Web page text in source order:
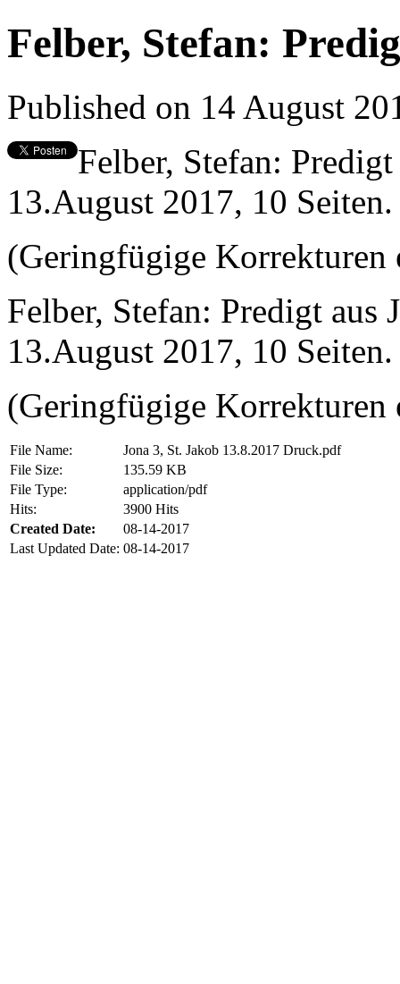
Felber, Stefan:
Published on 14 August
Felber, Stefan:
13.August 2017, 10 Seiten.
(Geringfügige Korrekturen
Felber, Stefan: Predigt aus
13.August 2017, 10 Seiten.
(Geringfügige Korrekturen
File Name:
Jona 3, St. Jakob 13.8.2017 Druck.pdf
File Size:
135.59 KB
File Type:
application/pdf
Hits:
3900 Hits
Created Date:
08-14-2017
Last Updated Date: 08-14-2017